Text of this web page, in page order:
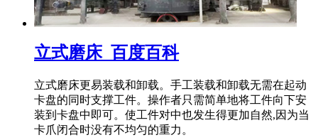
立式磨床_百度百科
立式磨床更易装载和卸载。手工装载和卸载无需在起动
卡盘的同时支撑工件。操作者只需简单地将工件向下安
装到卡盘中即可。使工件对中也发生得更加自然,因为当
卡爪闭合时没有不均匀的重力。